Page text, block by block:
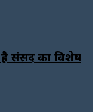
है संसद का विशेष